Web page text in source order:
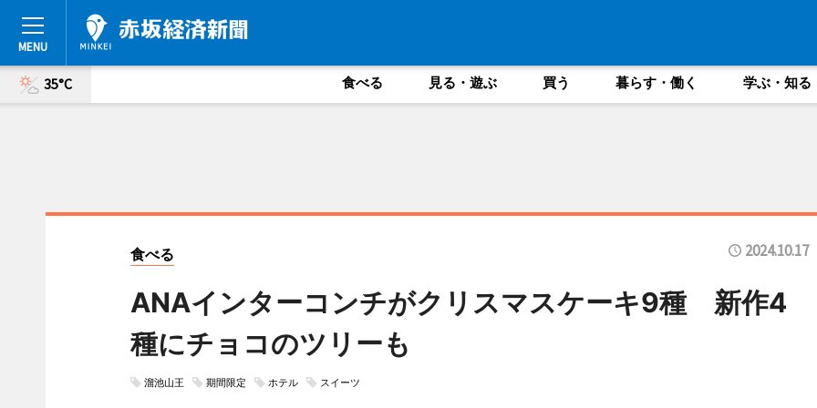
35°C 食べる 見る・遊ぶ 買う 暮らす・働く 学ぶ・知る
食べる 2024.10.17
ANAインターコンチがクリスマスケーキ9種 新作4
種にチョコのツリーも
溜池山王 期間限定 ホテル スイーツ